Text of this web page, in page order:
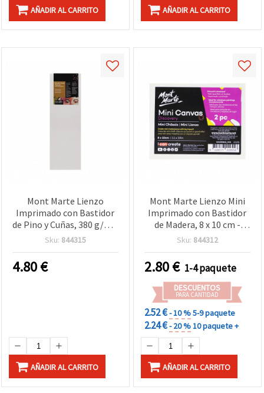
AÑADIR AL CARRITO AÑADIR AL CARRITO
Mont Marte Lienzo
Imprimado con Bastidor
de Pino y Cuñas, 380 g/m²,
DT, 10,2 x 30,5 cm
Sku: 844315
4.80€
AÑADIR AL CARRITO
Mont Marte Lienzo Mini
Imprimado con Bastidor
de Madera, 8 x 10 cm -
Pack de 2
Sku: 844312
2.80€ 1-4 paquete
DESCUENTOS
PARA CANTIDAD
2.52 €- 10 %5-9 paquete
2.24 €- 20 %10 paquete +
AÑADIR AL CARRITO